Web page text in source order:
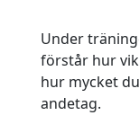
Under
förstår hur
hur mycket
andetag.